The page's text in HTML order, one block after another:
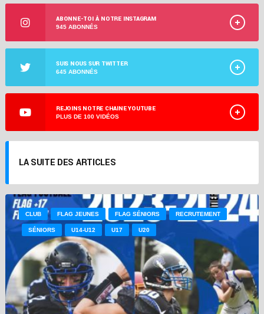
ABONNE-TOI À NOTRE INSTAGRAM
945 ABONNÉS
SUIS NOUS SUR TWITTER
645 ABONNÉS
REJOINS NOTRE CHAINE YOUTUBE
PLUS DE 100 VIDÉOS
LA SUITE DES ARTICLES
CLUB FLAG JEUNES FLAG SÉNIORS RECRUTEMENT
SÉNIORS U14-U12 U17 U20